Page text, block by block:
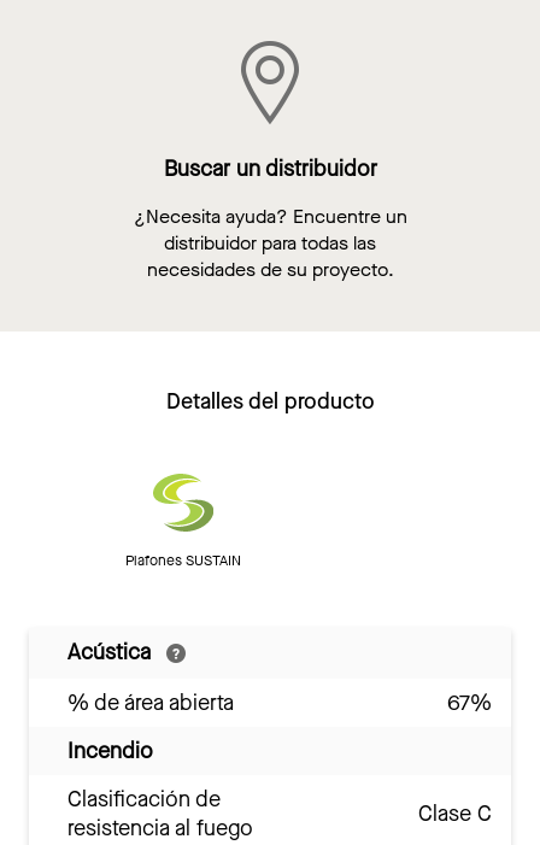
Buscar un distribuidor
¿Necesita ayuda? Encuentre un
distribuidor para todas las
necesidades de su proyecto.
Detalles del producto
Plafones SUSTAIN
Acústica
% de área abierta
67%
Incendio
Clasificación de
resistencia al fuego
Clase C